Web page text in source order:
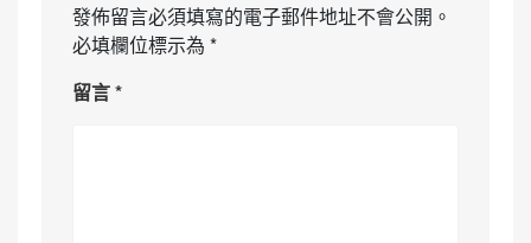
發佈留言必須填寫的電子郵件地址不會公開。
必填欄位標示為 *
留言*